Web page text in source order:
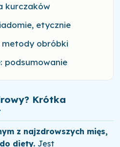
kurczaków
etycznie
metody obróbki
podsumowanie
Krótka
z najzdrowszych mięs,
diety.Jest